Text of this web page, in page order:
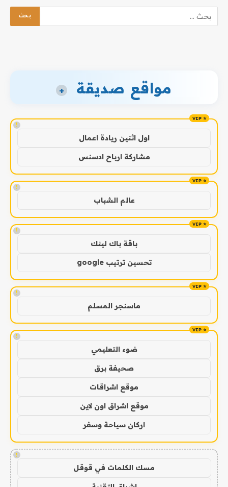
مواقع صديقة +
!
اول اثنين ريادة اعمال
مشاركة ارباح ادسنس
!
عالم الشباب
!
باقة باك لينك
تحسين ترتيب google
!
ماسنجر المسلم
!
ضوء التعليمي
صحيفة برق
موقع اشراقات
موقع اشراق اون لاين
اركان سياحة وسفر
!
مسك الكلمات في قوقل